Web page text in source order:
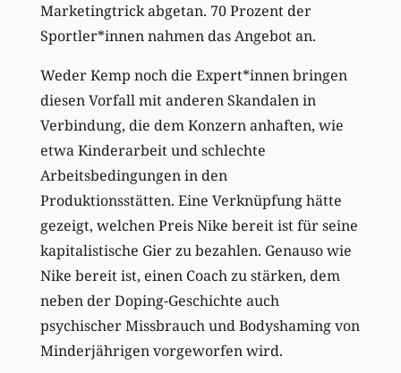
Marketingtrick abgetan. 70 Prozent der
Sportler*innen nahmen das Angebot an.
Weder Kemp noch die Expert*innen bringen
diesen Vorfall mit anderen Skandalen in
Verbindung, die dem Konzern anhaften, wie
etwa Kinderarbeit und schlechte
Arbeitsbedingungen in den
Produktionsstätten. Eine Verknüpfung hätte
gezeigt, welchen Preis Nike bereit ist für seine
kapitalistische Gier zu bezahlen. Genauso wie
Nike bereit ist, einen Coach zu stärken, dem
neben der Doping-Geschichte auch
psychischer Missbrauch und Bodyshaming von
Minderjährigen vorgeworfen wird.